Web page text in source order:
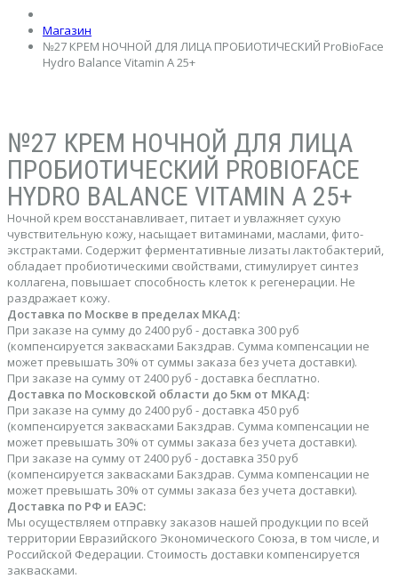
Магазин
№27 КРЕМ НОЧНОЙ ДЛЯ ЛИЦА ПРОБИОТИЧЕСКИЙ ProBioFace
Hydro Balance Vitamin А 25+
№27 КРЕМ НОЧНОЙ ДЛЯ ЛИЦА
ПРОБИОТИЧЕСКИЙ PROBIOFACE
HYDRO BALANCE VITAMIN А 25+
Ночной крем восстанавливает, питает и увлажняет сухую
чувствительную кожу, насыщает витаминами, маслами, фито-
экстрактами. Содержит ферментативные лизаты лактобактерий,
обладает пробиотическими свойствами, стимулирует синтез
коллагена, повышает способность клеток к регенерации. Не
раздражает кожу.
Доставка по Москве в пределах МКАД:
При заказе на сумму до 2400 руб - доставка 300 руб
(компенсируется заквасками Бакздрав. Сумма компенсации не
может превышать 30% от суммы заказа без учета доставки).
При заказе на сумму от 2400 руб - доставка бесплатно.
Доставка по Московской области до 5км от МКАД:
При заказе на сумму до 2400 руб - доставка 450 руб
(компенсируется заквасками Бакздрав. Сумма компенсации не
может превышать 30% от суммы заказа без учета доставки).
При заказе на сумму от 2400 руб - доставка 350 руб
(компенсируется заквасками Бакздрав. Сумма компенсации не
может превышать 30% от суммы заказа без учета доставки).
Доставка по РФ и ЕАЭС:
Мы осуществляем отправку заказов нашей продукции по всей
территории Евразийского Экономического Союза, в том числе, и
Российской Федерации. Стоимость доставки компенсируется
заквасками.